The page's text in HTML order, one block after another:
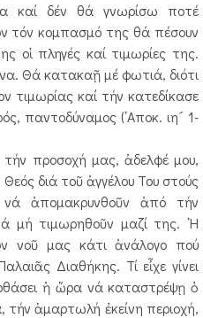
καί δέν θά γνωρίσω ποτέ
τόν κομπασμό της θά πέσουν
οἱ πληγές καί τιμωρίες της.
Θά κατακαῇ μέ φωτιά, διότι
τιμωρίας καί τήν κατεδίκασε
παντοδύναμος (᾿Αποκ. ιη´ 1-
προσοχή μας, ἀδελφέ μου,
διά τοῦ ἀγγέλου Του στούς
νά ἀπομακρυνθοῦν ἀπό τήν
μή τιμωρηθοῦν μαζί της. ῾Η
νοῦ μας κάτι ἀνάλογο πού
Διαθήκης. Τί εἶχε γίνει
ἡ ὥρα νά καταστρέψῃ ὁ
τήν ἁμαρτωλή ἐκείνη περιοχή,